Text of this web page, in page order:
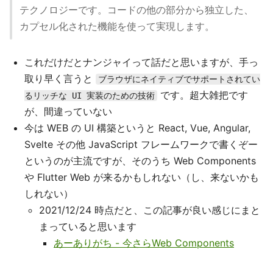
テクノロジーです。コードの他の部分から独立した、
カプセル化された機能を使って実現します。
これだけだとナンジャイって話だと思いますが、手っ
取り早く言うと
ブラウザにネイティブでサポートされてい
るリッチな UI 実装のための技術
です。超大雑把です
が、間違っていない
今は WEB の UI 構築というと React, Vue, Angular,
Svelte その他 JavaScript フレームワークで書くぞー
というのが主流ですが、そのうち Web Components
や Flutter Web が来るかもしれない（し、来ないかも
しれない）
2021/12/24 時点だと、この記事が良い感じにまと
まっていると思います
あーありがち - 今さらWeb Components